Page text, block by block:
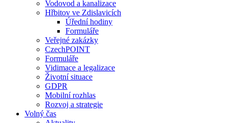
Vodovod a kanalizace
Hřbitov ve Zdislavicích
Úřední hodiny
Formuláře
Veřejné zakázky
CzechPOINT
Formuláře
Vidimace a legalizace
Životní situace
GDPR
Mobilní rozhlas
Rozvoj a strategie
Volný čas